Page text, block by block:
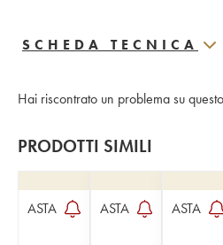
SCHEDA TECNICA
Hai riscontrato un problema su
PRODOTTI SIMILI
ASTA ASTA ASTA